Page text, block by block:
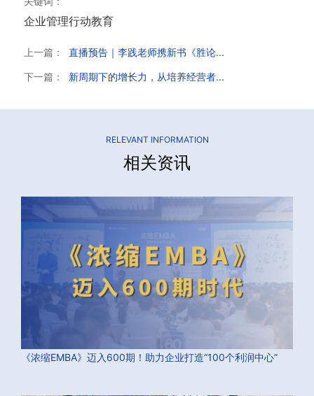
企业管理行动教育
上一篇： 直播预告｜李践老师携新书《胜论...
下一篇： 新周期下的增长力，从培养经营者...
RELEVANT INFORMATION
相关资讯
《浓缩EMBA》迈入600期！助力企业打造“100个利润中心”